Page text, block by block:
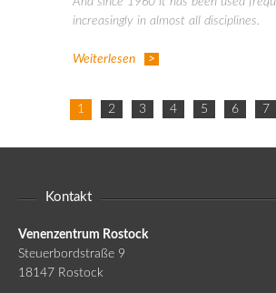
increasingly in almost all disciplines.
Weiterlesen
1 2 3 4 5 6 7
Kontakt
Venenzentrum Rostock
Steuerbordstraße 9
18147 Rostock